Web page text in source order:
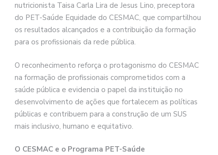
nutricionista Taisa Carla Lira de Jesus Lino, preceptora
do PET-Saúde Equidade do CESMAC, que compartilhou
os resultados alcançados e a contribuição da formação
para os profissionais da rede pública.
O reconhecimento reforça o protagonismo do CESMAC
na formação de profissionais comprometidos com a
saúde pública e evidencia o papel da instituição no
desenvolvimento de ações que fortalecem as políticas
públicas e contribuem para a construção de um SUS
mais inclusivo, humano e equitativo.
O CESMAC e o Programa PET-Saúde